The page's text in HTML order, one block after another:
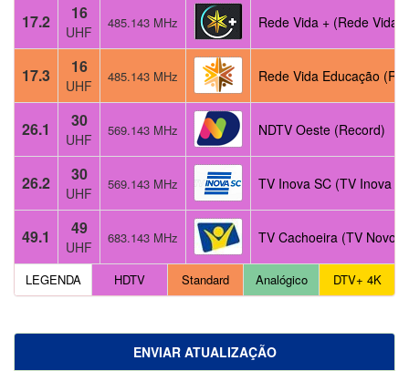
17.2 16
UHF
485.143 MHz Rede Vida + (Rede Vida)
17.3 16
UHF
485.143 MHz Rede Vida Educação
26.1 30
UHF
569.143 MHz NDTV Oeste (Record)
26.2 30
UHF
569.143 MHz TV Inova SC (TV Inova
49.1 49
UHF
683.143 MHz TV Cachoeira (TV Novo
LEGENDA HDTV Standard Analógico DTV+ 4K
ENVIAR ATUALIZAÇÃO